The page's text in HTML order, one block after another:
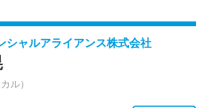
シャルアライアンス株式会社
ル）